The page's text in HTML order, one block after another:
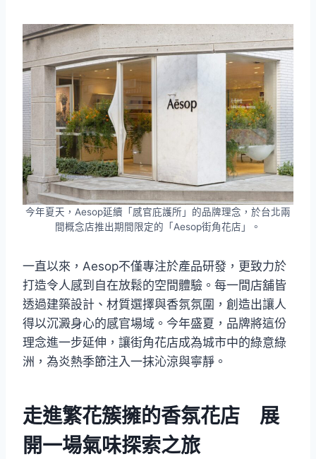
今年夏天，Aesop延續「感官庇護所」的品牌理念，於台北兩
間概念店推出期間限定的「Aesop街角花店」。
一直以來，Aesop不僅專注於產品研發，更致力於
打造令人感到自在放鬆的空間體驗。每一間店舖皆
透過建築設計、材質選擇與香氛氛圍，創造出讓人
得以沉澱身心的感官場域。今年盛夏，品牌將這份
理念進一步延伸，讓街角花店成為城市中的綠意綠
洲，為炎熱季節注入一抹沁涼與寧靜。
走進繁花簇擁的香氛花店 展
開一場氣味探索之旅